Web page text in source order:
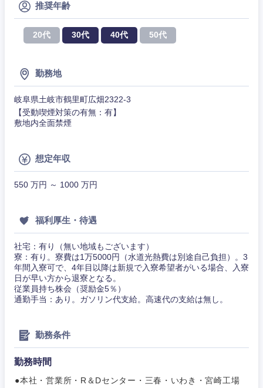
推奨年齢
20代 30代 40代 50代
勤務地
岐阜県土岐市鶴里町広畑2322-3
【受動喫煙対策の有無：有】
敷地内全面禁煙
想定年収
550 万円 ～ 1000 万円
福利厚生・待遇
社宅：有り（無い地域もございます）
寮：有り。寮費は1万5000円（水道光熱費は別途自己負担）。3
年間入寮可で、4年目以降は新規で入寮希望者がいる場合、入寮
日が早い方から退寮となる。
従業員持ち株会（奨励金5％）
通勤手当：あり。ガソリン代支給。高速代の支給は無し。
勤務条件
勤務時間
●本社・営業所・R＆Dセンター・三春・いわき・宮崎工場
技術職
（IT）、
Webサー
ム
技術職
（モノづ
くり）
金融専門
門職
建設・施
工管理
その他
金融専門職
メディカル
不動産専門職
建設・施工管理
事務職
その他
IT・通信
コンサル・シンクタンク
広告・宣伝・印刷
マスメディア
法律・特許事務所・監査法人
人材・アウトソーシング
サービス
その他
関東地方
群馬県
完全週休2日制 社宅・家賃補助有